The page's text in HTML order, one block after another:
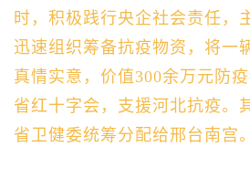
时，积极践行央企社会责任，
迅速组织筹备抗疫物资，将一
真情实意，价值300余万元防
省红十字会，支援河北抗疫。
省卫健委统筹分配给邢台南宫。